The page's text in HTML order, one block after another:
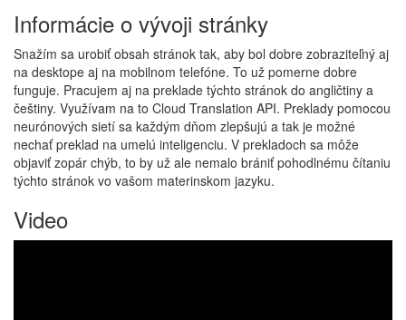
Informácie o vývoji stránky
Snažím sa urobiť obsah stránok tak, aby bol dobre zobraziteľný aj
na desktope aj na mobilnom telefóne. To už pomerne dobre
funguje. Pracujem aj na preklade týchto stránok do angličtiny a
češtiny. Využívam na to Cloud Translation API. Preklady pomocou
neurónových sietí sa každým dňom zlepšujú a tak je možné
nechať preklad na umelú inteligenciu. V prekladoch sa môže
objaviť zopár chýb, to by už ale nemalo brániť pohodlnému čítaniu
týchto stránok vo vašom materinskom jazyku.
Video